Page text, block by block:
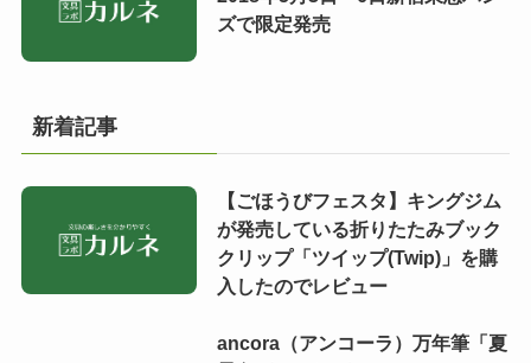
ズで限定発売
新着記事
【ごほうびフェスタ】キングジム
が発売している折りたたみブック
クリップ「ツイップ(Twip)」を購
入したのでレビュー
ancora（アンコーラ）万年筆「夏